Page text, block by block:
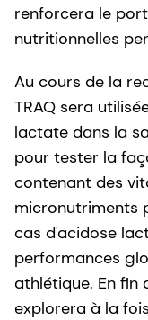
renforcera le
nutritionnelles
Au cours de la
TRAQ sera
lactate dans la
pour tester la
contenant des
micronutriments
cas d'acidose
performances
athlétique. En fin
explorera à la